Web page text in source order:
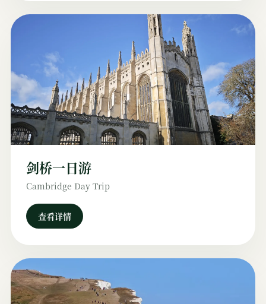
剑桥一日游
Cambridge Day Trip
查看详情